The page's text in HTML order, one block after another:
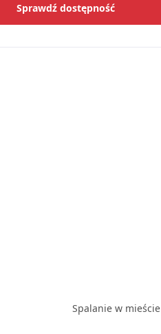
Sprawdź dostępność
Spalanie w mieście